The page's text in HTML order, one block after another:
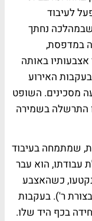
לעיבוד
נחתך
במדפסת,
באותה
האירוע
מסכינים. השופט
התרשלה בשמירה
שמתמחה בעיבוד
תחילת עבודתו, הוא עבר
כשהאצבע
ר'). בעקבות
בכף היד שלו.